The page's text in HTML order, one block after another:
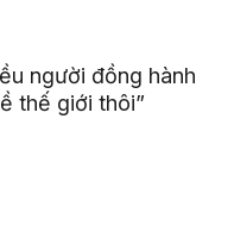
người đồng hành
thế giới thôi”